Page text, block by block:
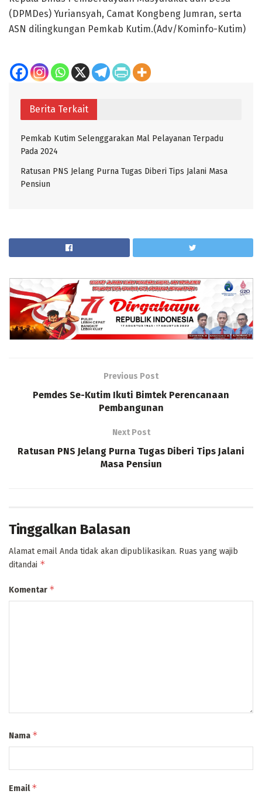
(DPMDes) Yuriansyah, Camat Kongbeng Jumran, serta
ASN dilingkungan Pemkab Kutim.(Adv/Kominfo-Kutim)
Berita Terkait
Pemkab Kutim Selenggarakan Mal Pelayanan Terpadu
Pada 2024
Ratusan PNS Jelang Purna Tugas Diberi Tips Jalani Masa
Pensiun
Previous Post
Pemdes Se-Kutim Ikuti Bimtek Perencanaan
Pembangunan
Next Post
Ratusan PNS Jelang Purna Tugas Diberi Tips Jalani
Masa Pensiun
Tinggalkan Balasan
Alamat email Anda tidak akan dipublikasikan. Ruas yang wajib
ditandai *
Komentar *
Nama *
Email*